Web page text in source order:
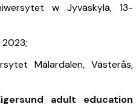
w Jyväskylä, 13-
2023;
Mälardalen, Västerås,
adult education